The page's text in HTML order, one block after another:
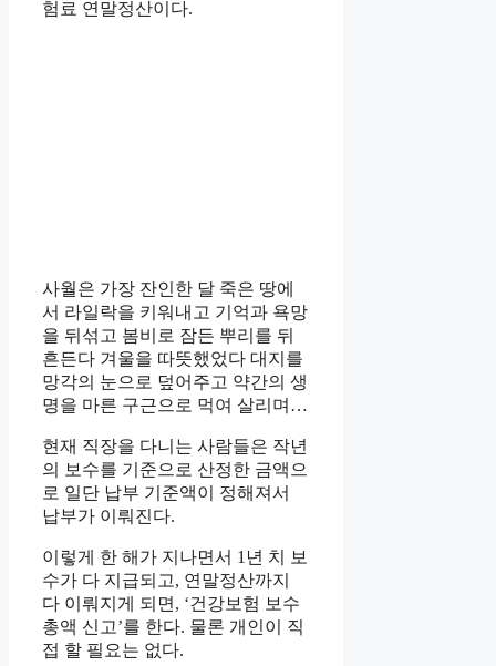
험료 연말정산이다.
사월은 가장 잔인한 달 죽은 땅에
서 라일락을 키워내고 기억과 욕망
을 뒤섞고 봄비로 잠든 뿌리를 뒤
흔든다 겨울을 따뜻했었다 대지를
망각의 눈으로 덮어주고 약간의 생
명을 마른 구근으로 먹여 살리며…
현재 직장을 다니는 사람들은 작년
의 보수를 기준으로 산정한 금액으
로 일단 납부 기준액이 정해져서
납부가 이뤄진다.
이렇게 한 해가 지나면서 1년 치 보
수가 다 지급되고, 연말정산까지
다 이뤄지게 되면, ‘건강보험 보수
총액 신고’를 한다. 물론 개인이 직
접 할 필요는 없다.